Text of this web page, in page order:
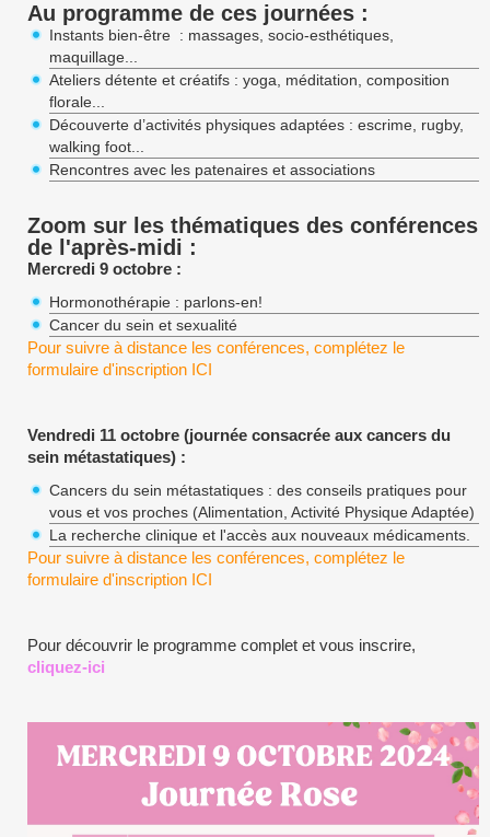
Au programme de ces journées :
Instants bien-être : massages, socio-esthétiques,
maquillage...
Ateliers détente et créatifs : yoga, méditation, composition
florale...
Découverte d’activités physiques adaptées : escrime, rugby,
walking foot...
Rencontres avec les patenaires et associations
Zoom sur les thématiques des conférences
de l'après-midi :
Mercredi 9 octobre :
Hormonothérapie : parlons-en!
Cancer du sein et sexualité
Pour suivre à distance les conférences, complétez le
formulaire d'inscription ICI
Vendredi 11 octobre (journée consacrée aux cancers du
sein métastatiques) :
Cancers du sein métastatiques : des conseils pratiques pour
vous et vos proches (Alimentation, Activité Physique Adaptée)
La recherche clinique et l'accès aux nouveaux médicaments.
Pour suivre à distance les conférences, complétez le
formulaire d'inscription ICI
Pour découvrir le programme complet et vous inscrire,
cliquez-ici